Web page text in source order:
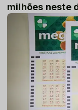
milhões neste